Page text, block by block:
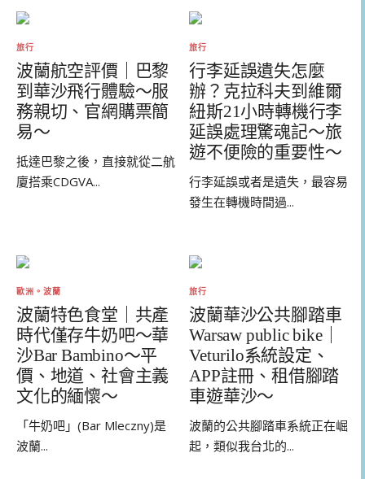
旅行
波蘭航空評價｜巴黎
到華沙飛行體驗～服
務親切、官網購票簡
易～
抵達巴黎之後，直接就從二航
廈搭乘CDGVA...
旅行
行李延誤遺失怎麼
辦？克拉科夫到維爾
紐斯21小時轉機行李
延誤處理驚魂記～旅
遊不便險的重要性～
行李延誤或者是遺失，最容易
發生在轉機時間過...
歐洲。波蘭
波蘭特色食堂｜共產
時代僅存牛奶吧～華
沙Bar Bambino～平
價、地道、社會主義
文化的緬懷～
「牛奶吧」(Bar Mleczny)是
波蘭...
旅行
波蘭華沙公共腳踏車
Warsaw public bike｜
Veturilo系統設定、
APP註冊、租借腳踏
車遊華沙～
波蘭的公共腳踏車系統正在崛
起，類似我台北的...
關
鍵
字: